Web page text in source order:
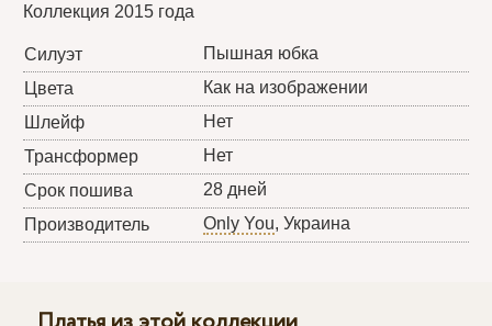
Коллекция 2015 года
Силуэт
Пышная юбка
Цвета
Как на изображении
Шлейф
Нет
Трансформер
Нет
Срок пошива
28 дней
Производитель
Only You, Украина